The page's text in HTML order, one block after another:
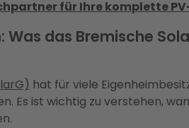
für Ihre komplette
das Bremische
hat für viele
Es ist wichtig zu verstehen,